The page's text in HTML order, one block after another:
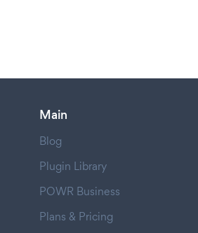
Main
Blog
Plugin Library
POWR Business
Plans & Pricing